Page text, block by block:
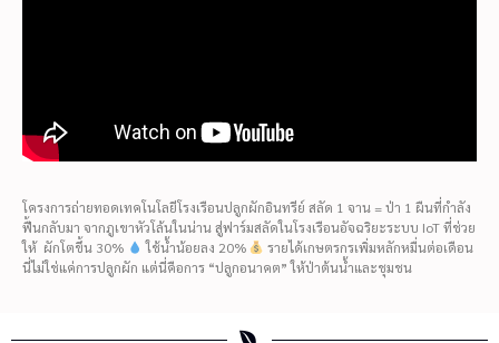
โครงการถ่ายทอดเทคโนโลยีโรงเรือนปลูกผักอินทรีย์ สลัด 1 จาน = ป่า 1 ผืนที่กำลัง
ฟื้นกลับมา จากภูเขาหัวโล้นในน่าน สู่ฟาร์มสลัดในโรงเรือนอัจฉริยะระบบ IoT ที่ช่วย
ให้ ผักโตขึ้น 30%
ใช้น้ำน้อยลง 20%
รายได้เกษตรกรเพิ่มหลักหมื่นต่อเดือน
นี่ไม่ใช่แค่การปลูกผัก แต่นี่คือการ “ปลูกอนาคต” ให้ป่าต้นน้ำและชุมชน